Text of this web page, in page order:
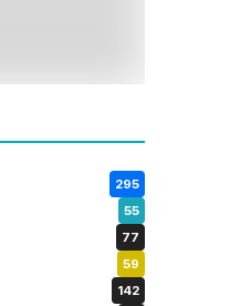
295
55
77
59
142